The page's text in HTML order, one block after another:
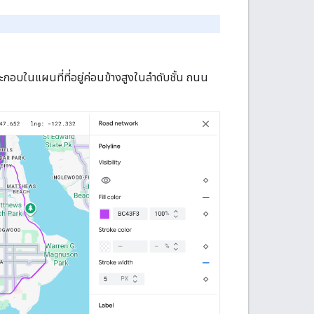
กอบในแผนที่ที่อยู่ค่อนข้างสูงในลำดับชั้น ถนน